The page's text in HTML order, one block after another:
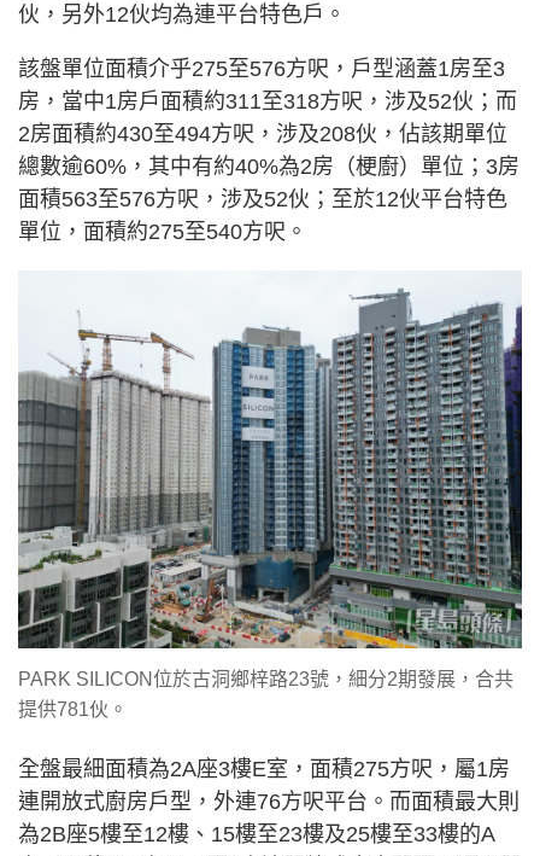
伙，另外12伙均為連平台特色戶。
該盤單位面積介乎275至576方呎，戶型涵蓋1房至3
房，當中1房戶面積約311至318方呎，涉及52伙；而
2房面積約430至494方呎，涉及208伙，佔該期單位
總數逾60%，其中有約40%為2房（梗廚）單位；3房
面積563至576方呎，涉及52伙；至於12伙平台特色
單位，面積約275至540方呎。
PARK SILICON位於古洞鄉梓路23號，細分2期發展，合共
提供781伙。
全盤最細面積為2A座3樓E室，面積275方呎，屬1房
連開放式廚房戶型，外連76方呎平台。而面積最大則
為2B座5樓至12樓、15樓至23樓及25樓至33樓的A